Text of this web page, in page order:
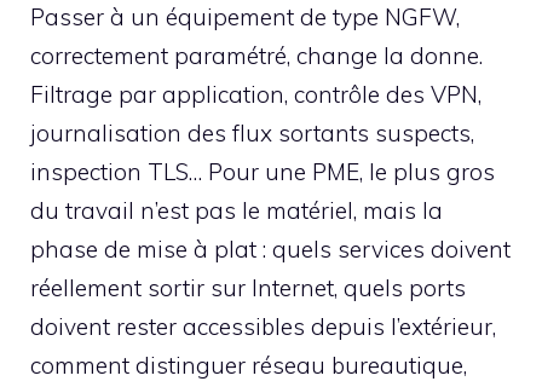
Passer à un équipement de type NGFW,
correctement paramétré, change la donne.
Filtrage par application, contrôle des VPN,
journalisation des flux sortants suspects,
inspection TLS… Pour une PME, le plus gros
du travail n’est pas le matériel, mais la
phase de mise à plat : quels services doivent
réellement sortir sur Internet, quels ports
doivent rester accessibles depuis l’extérieur,
comment distinguer réseau bureautique,